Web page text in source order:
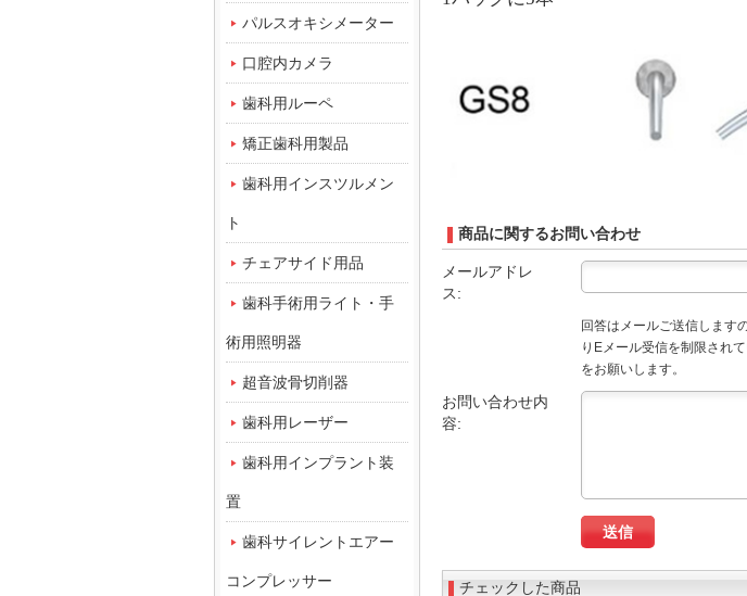
商品に関するお問い合わせ
メールアドレ
ス:
回答はメールご送信します
りEメール受信を制限され
をお願いします。
お問い合わせ内
容:
チェックした商品
パルスオキシメーター
口腔内カメラ
歯科用ルーペ
矯正歯科用製品
歯科用インスツルメン
ト
チェアサイド用品
歯科手術用ライト・手
術用照明器
超音波骨切削器
歯科用レーザー
歯科用インプラント装
置
歯科サイレントエアー
コンプレッサー